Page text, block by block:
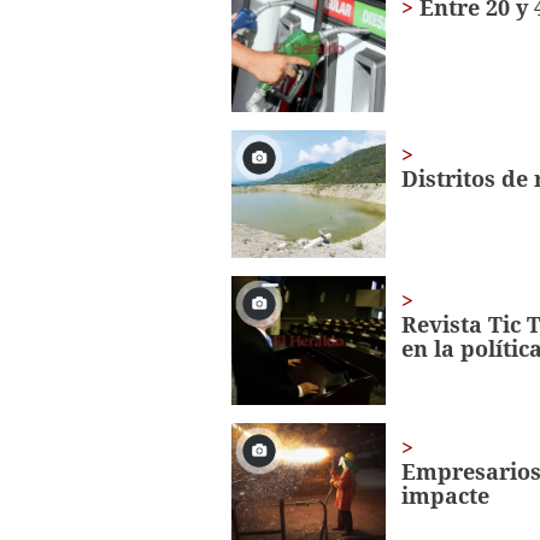
secondsVolume
0%
Entre 20 y
Distritos de
Revista Tic
en la
impacte